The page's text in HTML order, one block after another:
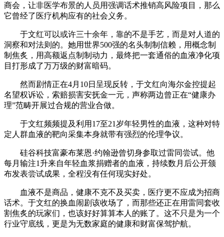
商会，让非医学布景的人员用强调话术推销高风险项目，那么
它曾经了医疗机构应有的社会义务。
于文红可以或许三十余年，靠的不是手艺，而是对人道的
洞察和对法则的。她用世界500强的名头制制信赖，用概念制
制焦炙，用高额返点制制动力，最终把一套通俗的血液净化项
目打形成了万万级的财富暗码。
然而剧情正在4月10日呈现反转，于文红向海尔金控提起
名望权诉讼，索赔损害安抚金一元，声称两边曾正在“健康办
理”范畴开展过合规的营业合做。
于文红频频提及利用17至21岁年轻男性的血液，这种对特
定人群血液的靶向采集本身就带有强烈的伦理争议。
硅谷科技富豪布莱恩·约翰逊曾切身参取过雷同尝试。他
每月输注1升来自年轻血浆捐赠者的血液，持续数月后公开颁
布发表尝试成果，全程没有任何现实好处。
血液不是商品，健康不克不及买卖，医疗更不应成为招商
话术。于文红的换血闹剧该收场了，而那些还正在用雷同套收
割焦炙的玩家们，也该好好算算本人的账了。这不只是为一个
行业守底线，更是为无数家庭的健康和财富保驾护航。